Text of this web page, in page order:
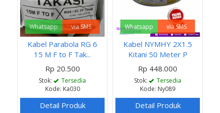
Whatsapp via SMS
Kabel Parabola RG 6
15 M F to F Tak...
Rp 20.500
Stok:
Tersedia
Kode: Ka030
Detail Produk
Whatsapp via SMS
Kabel NYMHY 2X1.5
Kitani 50 Meter P
Rp 448.000
Stok:
Tersedia
Kode: Ny089
Detail Produk